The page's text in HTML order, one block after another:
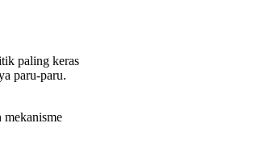
paling keras
paru-paru.
mekanisme